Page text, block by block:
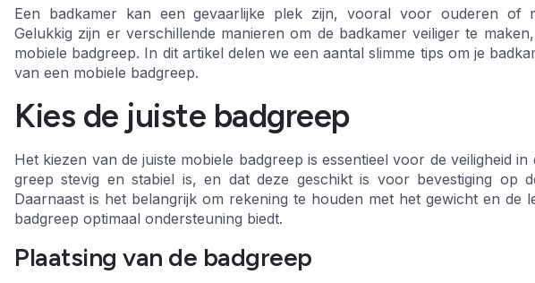
Een badkamer kan een gevaarlijke plek zijn, vooral voor ouderen of
Gelukkig zijn er verschillende manieren om de badkamer veiliger te
mobiele badgreep. In dit artikel delen we een aantal slimme tips om je
van een mobiele badgreep.
Kies de juiste badgreep
Het kiezen van de juiste mobiele badgreep is essentieel voor de veiligheid
greep stevig en stabiel is, en dat deze geschikt is voor bevestiging op
Daarnaast is het belangrijk om rekening te houden met het gewicht en de
badgreep optimaal ondersteuning biedt.
Plaatsing van de badgreep